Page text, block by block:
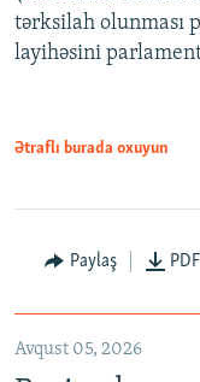
Auto
tərksilah olunması
layihəsini
Ətraflı burada oxuyun
Paylaş PDF
Avqust 05, 2026